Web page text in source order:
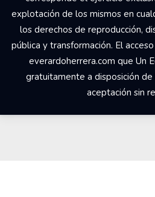
explotación de los mismos en
los derechos de reproducción,
pública y transformación. El
everardoherrera.com que Un
gratuitamente a disposición de
aceptación sin